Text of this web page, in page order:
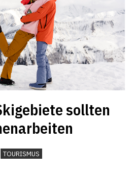
sollten
TOURISMUS